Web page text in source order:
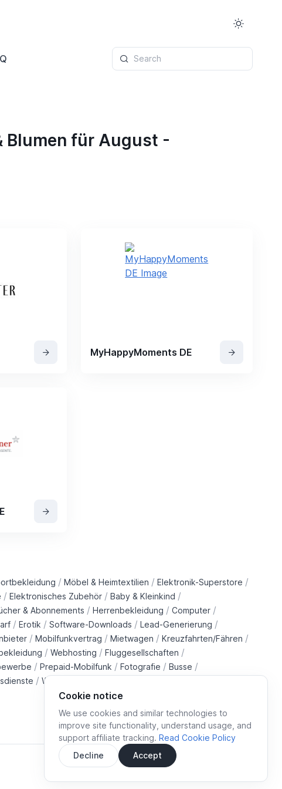
Cookie notice
We use cookies and similar technologies to
improve site functionality, understand usage, and
support affiliate tracking. Read Cookie Policy
Decline
Accept
Search
Blumen für August -
MyHappyMoments DE
/ Möbel & Heimtextilien / Elektronik-Superstore /
/ Elektronisches Zubehör / Baby & Kleinkind /
& Abonnements / Herrenbekleidung / Computer /
/ Erotik / Software-Downloads / Lead-Generierung /
/ Mobilfunkvertrag / Mietwagen / Kreuzfahrten/Fähren /
/ Webhosting / Fluggesellschaften /
/ Prepaid-Mobilfunk / Fotografie / Busse /
/ Wohltätigkeitsorganisationen